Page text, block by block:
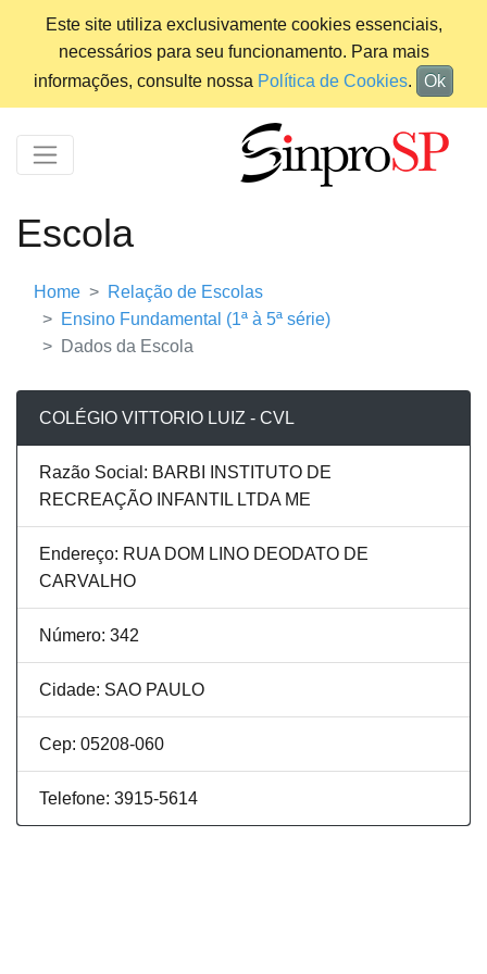
Este site utiliza exclusivamente cookies essenciais,
necessários para seu funcionamento. Para mais
informações, consulte nossa Política de Cookies. Ok
Escola
Home
Relação de Escolas
Ensino Fundamental (1ª à 5ª série)
Dados da Escola
COLÉGIO VITTORIO LUIZ - CVL
Razão Social: BARBI INSTITUTO DE
RECREAÇÃO INFANTIL LTDA ME
Endereço: RUA DOM LINO DEODATO DE
CARVALHO
Número: 342
Cidade: SAO PAULO
Cep: 05208-060
Telefone: 3915-5614